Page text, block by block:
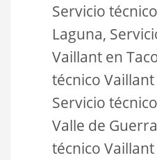
Servicio
Laguna,
Vaillant en
técnico
Servicio
Valle de
técnico